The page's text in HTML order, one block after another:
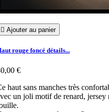
 Ajouter au panier
rouge foncé détails...
€
haut sans manches très
un joli motif de renard, jersey